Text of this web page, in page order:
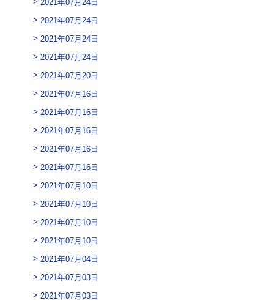
2021年07月24日
2021年07月24日
2021年07月24日
2021年07月20日
2021年07月16日
2021年07月16日
2021年07月16日
2021年07月16日
2021年07月16日
2021年07月10日
2021年07月10日
2021年07月10日
2021年07月10日
2021年07月04日
2021年07月03日
2021年07月03日